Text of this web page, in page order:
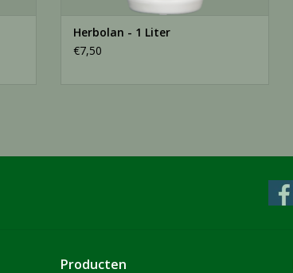
Herbolan - 1 Liter
€7,50
Producten